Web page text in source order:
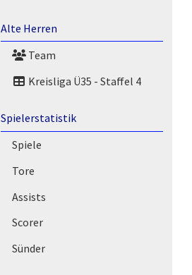
Alte Herren
Team
Kreisliga Ü35 - Staffel 4
Spielerstatistik
Spiele
Tore
Assists
Scorer
Sünder